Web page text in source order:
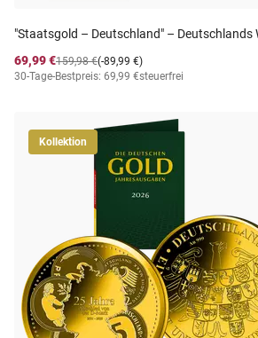
"Staatsgold – Deutschland" – Deutschlands
69,99 €
(-89,99 €)
159,98 €
30-Tage-Bestpreis: 69,99 €steuerfrei
Kollektion